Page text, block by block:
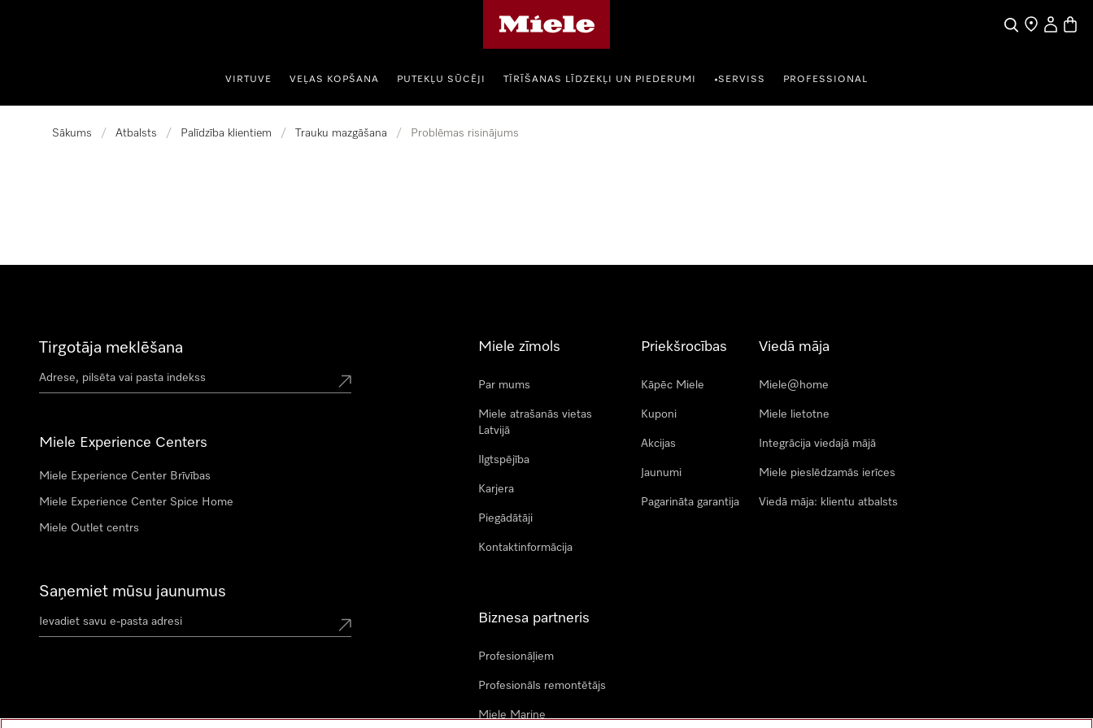
Meklēšana
TirgotājaLietotāja
VIRTUVE VEĻAS KOPŠANA PUTEKĻU SŪCĒJI TĪRĪŠANAS LĪDZEKĻI UN PIEDERUMI •SERVISS PROFESSIONAL
Sākums / Atbalsts / Palīdzība klientiem / Trauku mazgāšana / Problēmas risinājums
Tirgotāja meklēšana
Miele Experience Centers
Miele Experience Center Brīvības
Miele Experience Center Spice Home
Miele Outlet centrs
Saņemiet mūsu jaunumus
Miele zīmols
Par mums
Miele atrašanās vietas
Latvijā
Ilgtspējība
Karjera
Piegādātāji
Kontaktinformācija
Priekšrocības
Kāpēc Miele
Kuponi
Akcijas
Jaunumi
Pagarināta garantija
Viedā māja
Miele@home
Miele lietotne
Integrācija viedajā mājā
Miele pieslēdzamās ierīces
Viedā māja: klientu atbalsts
Biznesa partneris
Profesionāļiem
Profesionāls remontētājs
Miele Marine